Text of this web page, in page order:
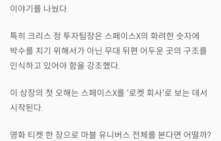
이야기를 나눴다.
특히 크리스 정 투자팀장은 스페이스X의 화려한 숫자에
박수를 치기 위해서가 아닌 무대 뒤편 어두운 곳의 구조를
인식하고 있어야 함을 강조했다.
이 상장의 첫 오해는 스페이스X를 '로켓 회사'로 보는 데서
시작된다.
영화 티켓 한 장으로 마블 유니버스 전체를 본다면 어떨까?